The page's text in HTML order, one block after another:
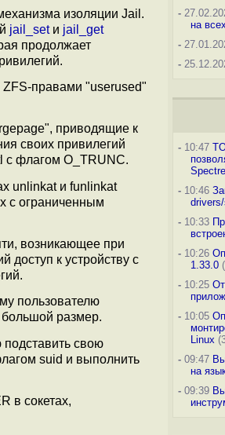
изоляции Jail.
jail_setи jail_get
продолжает
правами "userused"
приводящие к
своих привилегий
с флагом O_TRUNC.
unlinkat и funlinkat
с ограниченным
возникающее при
к устройству с
пользователю
большой размер.
свою
suid и выполнить
в сокетах,
-
на
-
-
-10:47
-10:46
-10:33
-10:26
1.33.0
-10:25
-10:05
Linux
-09:47
на
-09:39